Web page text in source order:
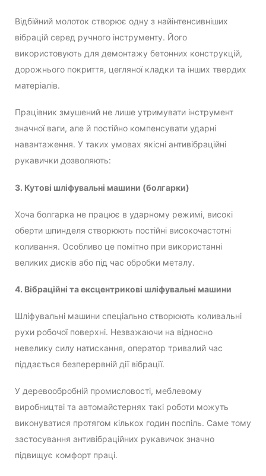
Відбійний молоток створює одну з найінтенсивніших
вібрацій серед ручного інструменту. Його
використовують для демонтажу бетонних конструкцій,
дорожнього покриття, цегляної кладки та інших твердих
матеріалів.
Працівник змушений не лише утримувати інструмент
значної ваги, але й постійно компенсувати ударні
навантаження. У таких умовах якісні антивібраційні
рукавички дозволяють:
3. Кутові шліфувальні машини (болгарки)
Хоча болгарка не працює в ударному режимі, високі
оберти шпинделя створюють постійні високочастотні
коливання. Особливо це помітно при використанні
великих дисків або під час обробки металу.
4. Вібраційні та ексцентрикові шліфувальні машини
Шліфувальні машини спеціально створюють коливальні
рухи робочої поверхні. Незважаючи на відносно
невелику силу натискання, оператор тривалий час
піддається безперервній дії вібрації.
У деревообробній промисловості, меблевому
виробництві та автомайстернях такі роботи можуть
виконуватися протягом кількох годин поспіль. Саме тому
застосування антивібраційних рукавичок значно
підвищує комфорт праці.